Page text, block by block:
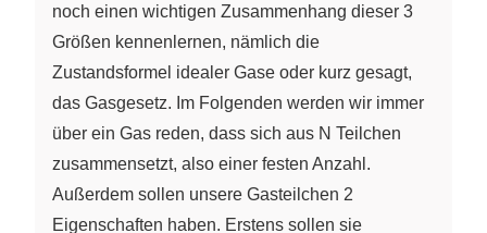
noch einen wichtigen Zusammenhang dieser 3
Größen kennenlernen, nämlich die
Zustandsformel idealer Gase oder kurz gesagt,
das Gasgesetz. Im Folgenden werden wir immer
über ein Gas reden, dass sich aus N Teilchen
zusammensetzt, also einer festen Anzahl.
Außerdem sollen unsere Gasteilchen 2
Eigenschaften haben. Erstens sollen sie